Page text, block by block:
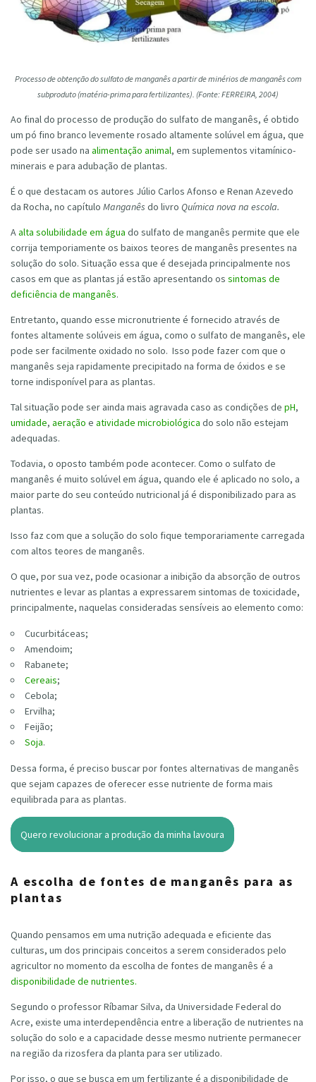
Processo de obtenção do sulfato de manganês a partir de minérios de manganês com
subproduto (matéria-prima para fertilizantes). (Fonte: FERREIRA, 2004)
Ao final do processo de produção do sulfato de manganês, é obtido
um pó fino branco levemente rosado altamente solúvel em água, que
pode ser usado na alimentação animal, em suplementos vitamínico-
minerais e para adubação de plantas.
É o que destacam os autores Júlio Carlos Afonso e Renan Azevedo
da Rocha, no capítulo Manganês do livro Química nova na escola.
Aalta solubilidade em água do sulfato de manganês permite que ele
corrija temporiamente os baixos teores de manganês presentes na
solução do solo. Situação essa que é desejada principalmente nos
casos em que as plantas já estão apresentando os sintomas de
deficiência de manganês.
Entretanto, quando esse micronutriente é fornecido através de
fontes altamente solúveis em água, como o sulfato de manganês, ele
pode ser facilmente oxidado no solo. Isso pode fazer com que o
manganês seja rapidamente precipitado na forma de óxidos e se
torne indisponível para as plantas.
Tal situação pode ser ainda mais agravada caso as condições de pH,
umidade, aeração e atividade microbiológica do solo não estejam
adequadas.
Todavia, o oposto também pode acontecer. Como o sulfato de
manganês é muito solúvel em água, quando ele é aplicado no solo, a
maior parte do seu conteúdo nutricional já é disponibilizado para as
plantas.
Isso faz com que a solução do solo fique temporariamente carregada
com altos teores de manganês.
O que, por sua vez, pode ocasionar a inibição da absorção de outros
nutrientes e levar as plantas a expressarem sintomas de toxicidade,
principalmente, naquelas consideradas sensíveis ao elemento como:
Cucurbitáceas;
Amendoim;
Rabanete;
Cereais;
Cebola;
Ervilha;
Feijão;
Soja.
Dessa forma, é preciso buscar por fontes alternativas de manganês
que sejam capazes de oferecer esse nutriente de forma mais
equilibrada para as plantas.
Quero revolucionar a produção da minha lavoura
A escolha de fontes de manganês para as
plantas
Quando pensamos em uma nutrição adequada e eficiente das
culturas, um dos principais conceitos a serem considerados pelo
agricultor no momento da escolha de fontes de manganês é a
disponibilidade de nutrientes.
Segundo o professor Ríbamar Silva, da Universidade Federal do
Acre, existe uma interdependência entre a liberação de nutrientes na
solução do solo e a capacidade desse mesmo nutriente permanecer
na região da rizosfera da planta para ser utilizado.
Por isso, o que se busca em um fertilizante é a disponibilidade de